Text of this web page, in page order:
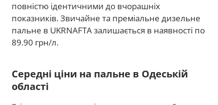
повністю ідентичними до вчорашніх
показників. Звичайне та преміальне дизельне
пальне в UKRNAFTA залишається в наявності по
89.90 грн/л.
Середні ціни на пальне в Одеській
області